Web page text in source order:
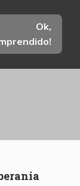
Ok,